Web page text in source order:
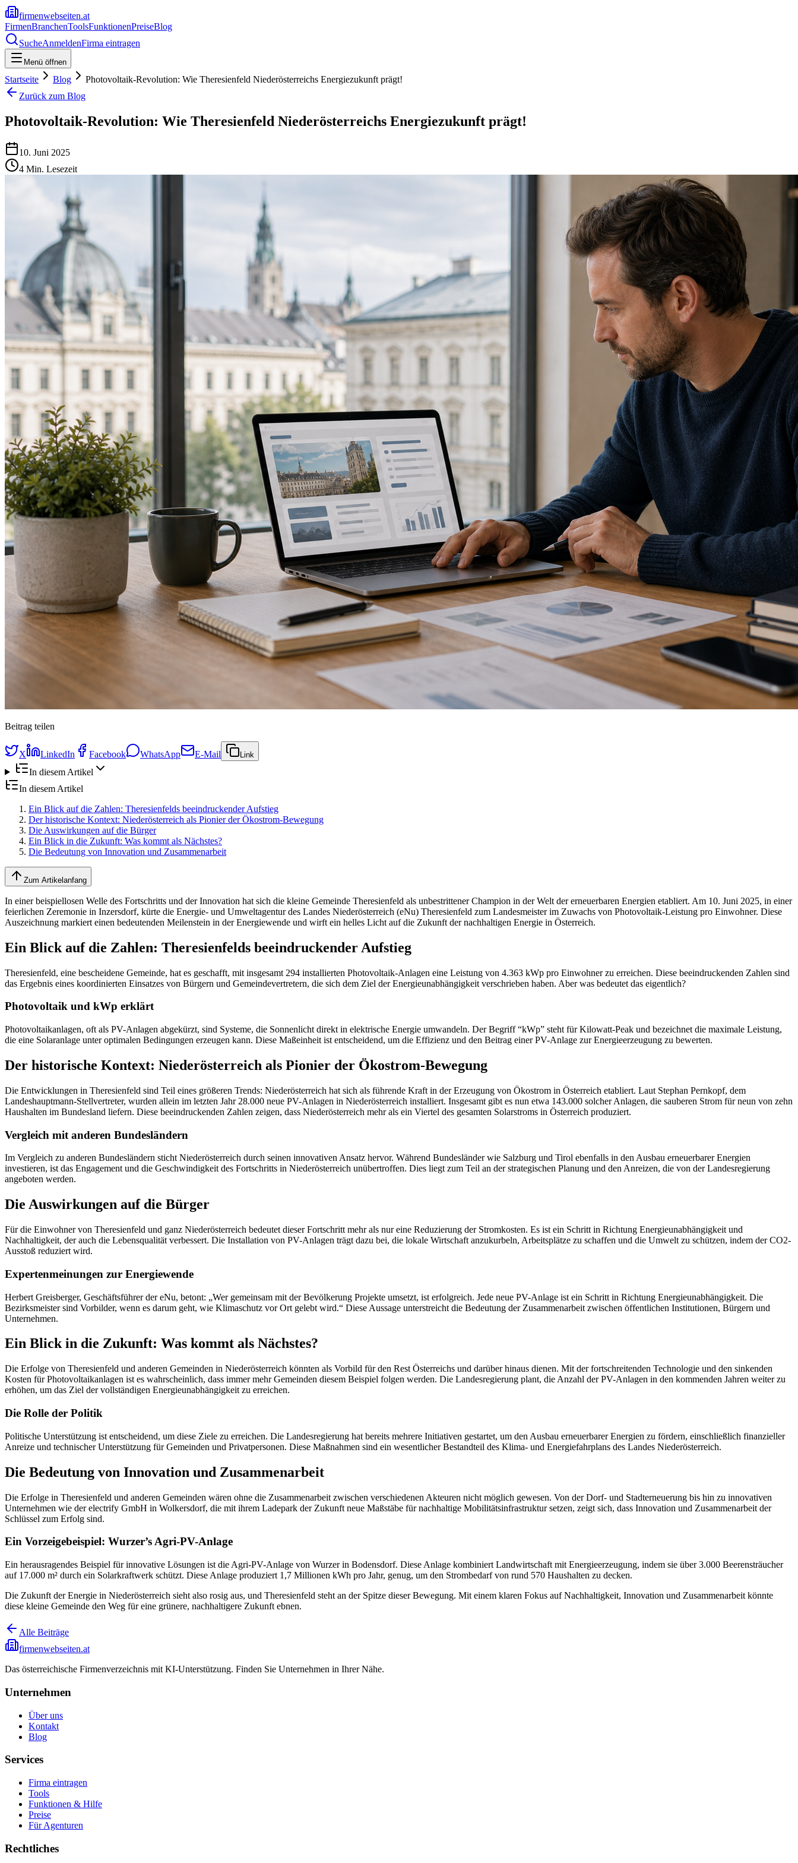
firmenwebseiten.at
FirmenBranchenToolsFunktionenPreiseBlog
SucheAnmeldenFirma eintragen
Menü öffnen
Startseite Blog
Photovoltaik-Revolution: Wie Theresienfeld Niederösterreichs Energiezukunft prägt!
Zurück zum Blog
Photovoltaik-Revolution: Wie Theresienfeld Niederösterreichs Energiezukunft prägt!
10. Juni 2025
4 Min. Lesezeit
Beitrag teilen
X LinkedIn Facebook WhatsApp E-Mail Link
In diesem Artikel
In diesem Artikel
Ein Blick auf die Zahlen: Theresienfelds beeindruckender Aufstieg
Der historische Kontext: Niederösterreich als Pionier der Ökostrom-Bewegung
Die Auswirkungen auf die Bürger
Ein Blick in die Zukunft: Was kommt als Nächstes?
Die Bedeutung von Innovation und Zusammenarbeit
Zum Artikelanfang
In einer beispiellosen Welle des Fortschritts und der Innovation hat sich die kleine Gemeinde Theresienfeld als unbestrittener Champion in der Welt der erneuerbaren Energien etabliert. Am 10. Juni 2025, in einer
feierlichen Zeremonie in Inzersdorf, kürte die Energie- und Umweltagentur des Landes Niederösterreich (eNu) Theresienfeld zum Landesmeister im Zuwachs von Photovoltaik-Leistung pro Einwohner. Diese
Auszeichnung markiert einen bedeutenden Meilenstein in der Energiewende und wirft ein helles Licht auf die Zukunft der nachhaltigen Energie in Österreich.
Ein Blick auf die Zahlen: Theresienfelds beeindruckender Aufstieg
Theresienfeld, eine bescheidene Gemeinde, hat es geschafft, mit insgesamt 294 installierten Photovoltaik-Anlagen eine Leistung von 4.363 kWp pro Einwohner zu erreichen. Diese beeindruckenden Zahlen sind
das Ergebnis eines koordinierten Einsatzes von Bürgern und Gemeindevertretern, die sich dem Ziel der Energieunabhängigkeit verschrieben haben. Aber was bedeutet das eigentlich?
Photovoltaik und kWp erklärt
Photovoltaikanlagen, oft als PV-Anlagen abgekürzt, sind Systeme, die Sonnenlicht direkt in elektrische Energie umwandeln. Der Begriff “kWp” steht für Kilowatt-Peak und bezeichnet die maximale Leistung,
die eine Solaranlage unter optimalen Bedingungen erzeugen kann. Diese Maßeinheit ist entscheidend, um die Effizienz und den Beitrag einer PV-Anlage zur Energieerzeugung zu bewerten.
Der historische Kontext: Niederösterreich als Pionier der Ökostrom-Bewegung
Die Entwicklungen in Theresienfeld sind Teil eines größeren Trends: Niederösterreich hat sich als führende Kraft in der Erzeugung von Ökostrom in Österreich etabliert. Laut Stephan Pernkopf, dem
Landeshauptmann-Stellvertreter, wurden allein im letzten Jahr 28.000 neue PV-Anlagen in Niederösterreich installiert. Insgesamt gibt es nun etwa 143.000 solcher Anlagen, die sauberen Strom für neun von zehn
Haushalten im Bundesland liefern. Diese beeindruckenden Zahlen zeigen, dass Niederösterreich mehr als ein Viertel des gesamten Solarstroms in Österreich produziert.
Vergleich mit anderen Bundesländern
Im Vergleich zu anderen Bundesländern sticht Niederösterreich durch seinen innovativen Ansatz hervor. Während Bundesländer wie Salzburg und Tirol ebenfalls in den Ausbau erneuerbarer Energien
investieren, ist das Engagement und die Geschwindigkeit des Fortschritts in Niederösterreich unübertroffen. Dies liegt zum Teil an der strategischen Planung und den Anreizen, die von der Landesregierung
angeboten werden.
Die Auswirkungen auf die Bürger
Für die Einwohner von Theresienfeld und ganz Niederösterreich bedeutet dieser Fortschritt mehr als nur eine Reduzierung der Stromkosten. Es ist ein Schritt in Richtung Energieunabhängigkeit und
Nachhaltigkeit, der auch die Lebensqualität verbessert. Die Installation von PV-Anlagen trägt dazu bei, die lokale Wirtschaft anzukurbeln, Arbeitsplätze zu schaffen und die Umwelt zu schützen, indem der CO2-
Ausstoß reduziert wird.
Expertenmeinungen zur Energiewende
Herbert Greisberger, Geschäftsführer der eNu, betont: „Wer gemeinsam mit der Bevölkerung Projekte umsetzt, ist erfolgreich. Jede neue PV-Anlage ist ein Schritt in Richtung Energieunabhängigkeit. Die
Bezirksmeister sind Vorbilder, wenn es darum geht, wie Klimaschutz vor Ort gelebt wird.“ Diese Aussage unterstreicht die Bedeutung der Zusammenarbeit zwischen öffentlichen Institutionen, Bürgern und
Unternehmen.
Ein Blick in die Zukunft: Was kommt als Nächstes?
Die Erfolge von Theresienfeld und anderen Gemeinden in Niederösterreich könnten als Vorbild für den Rest Österreichs und darüber hinaus dienen. Mit der fortschreitenden Technologie und den sinkenden
Kosten für Photovoltaikanlagen ist es wahrscheinlich, dass immer mehr Gemeinden diesem Beispiel folgen werden. Die Landesregierung plant, die Anzahl der PV-Anlagen in den kommenden Jahren weiter zu
erhöhen, um das Ziel der vollständigen Energieunabhängigkeit zu erreichen.
Die Rolle der Politik
Politische Unterstützung ist entscheidend, um diese Ziele zu erreichen. Die Landesregierung hat bereits mehrere Initiativen gestartet, um den Ausbau erneuerbarer Energien zu fördern, einschließlich finanzieller
Anreize und technischer Unterstützung für Gemeinden und Privatpersonen. Diese Maßnahmen sind ein wesentlicher Bestandteil des Klima- und Energiefahrplans des Landes Niederösterreich.
Die Bedeutung von Innovation und Zusammenarbeit
Die Erfolge in Theresienfeld und anderen Gemeinden wären ohne die Zusammenarbeit zwischen verschiedenen Akteuren nicht möglich gewesen. Von der Dorf- und Stadterneuerung bis hin zu innovativen
Unternehmen wie der electrify GmbH in Wolkersdorf, die mit ihrem Ladepark der Zukunft neue Maßstäbe für nachhaltige Mobilitätsinfrastruktur setzen, zeigt sich, dass Innovation und Zusammenarbeit der
Schlüssel zum Erfolg sind.
Ein Vorzeigebeispiel: Wurzer’s Agri-PV-Anlage
Ein herausragendes Beispiel für innovative Lösungen ist die Agri-PV-Anlage von Wurzer in Bodensdorf. Diese Anlage kombiniert Landwirtschaft mit Energieerzeugung, indem sie über 3.000 Beerensträucher
auf 17.000 m² durch ein Solarkraftwerk schützt. Diese Anlage produziert 1,7 Millionen kWh pro Jahr, genug, um den Strombedarf von rund 570 Haushalten zu decken.
Die Zukunft der Energie in Niederösterreich sieht also rosig aus, und Theresienfeld steht an der Spitze dieser Bewegung. Mit einem klaren Fokus auf Nachhaltigkeit, Innovation und Zusammenarbeit könnte
diese kleine Gemeinde den Weg für eine grünere, nachhaltigere Zukunft ebnen.
Alle Beiträge
firmenwebseiten.at
Das österreichische Firmenverzeichnis mit KI-Unterstützung. Finden Sie Unternehmen in Ihrer Nähe.
Unternehmen
Über uns
Kontakt
Blog
Services
Firma eintragen
Tools
Funktionen & Hilfe
Preise
Für Agenturen
Rechtliches